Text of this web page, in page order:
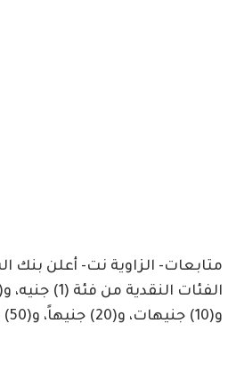
متابعات- الزاوية نت- أعلن
و(10) جنيهات، و(20) جنيهاً، و(50) جنيهاً من التداول.